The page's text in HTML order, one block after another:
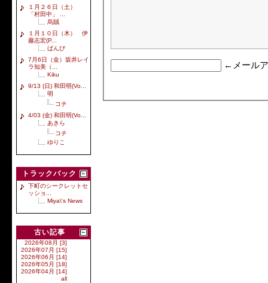
１月２６日（土）
「村田中」 ...
烏賊
１月１０日（木） 伊
藤志宏(P...
ばんび
7月6日（金）坂井レイ
ラ知美（...
Kiku
9/13 (日) 和田明(Vo...
明
コチ
4/03 (金) 和田明(Vo...
あきら
コチ
ゆりこ
トラックバック
下町のシークレットセ
ッショ...
Miya\'s News
古い記事
2026年08月 [3]
2026年07月 [15]
2026年06月 [14]
2026年05月 [18]
2026年04月 [14]
all
←メール